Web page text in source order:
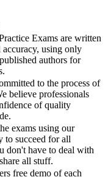
Exams are written
accuracy, using only
authors for
to the process of
believe professionals
of quality
exams using our
to succeed for all
don't have to deal with
all stuff.
free demo of each